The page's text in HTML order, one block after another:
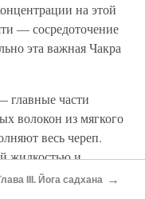
на этой
— сосредоточение
эта важная Чакра
главные части
волокон из мягкого
весь череп.
жидкостью и
костями. В
III. Йога садхана →